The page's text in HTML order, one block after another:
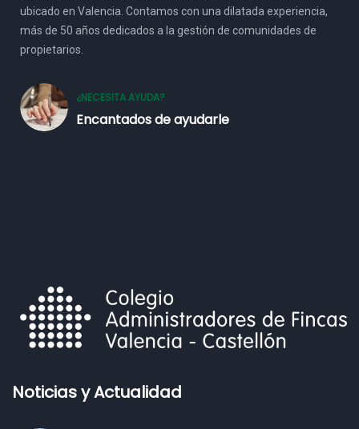
ubicado en Valencia. Contamos con una dilatada experiencia,
más de 50 años dedicados a la gestión de comunidades de
propietarios.
¿NECESITA AYUDA?
Encantados de ayudarle
Noticias y Actualidad